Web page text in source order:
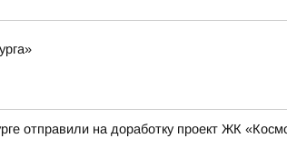
отправили на доработку проект ЖК